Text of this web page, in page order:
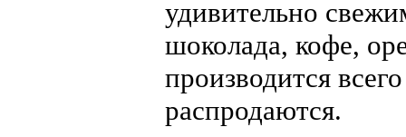
удивительно
шоколада, кофе,
производится
распродаются.